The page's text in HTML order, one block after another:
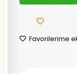
Favorilerime